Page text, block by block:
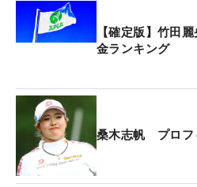
【確定版】竹田
金ランキング
桑木志帆 プロフ